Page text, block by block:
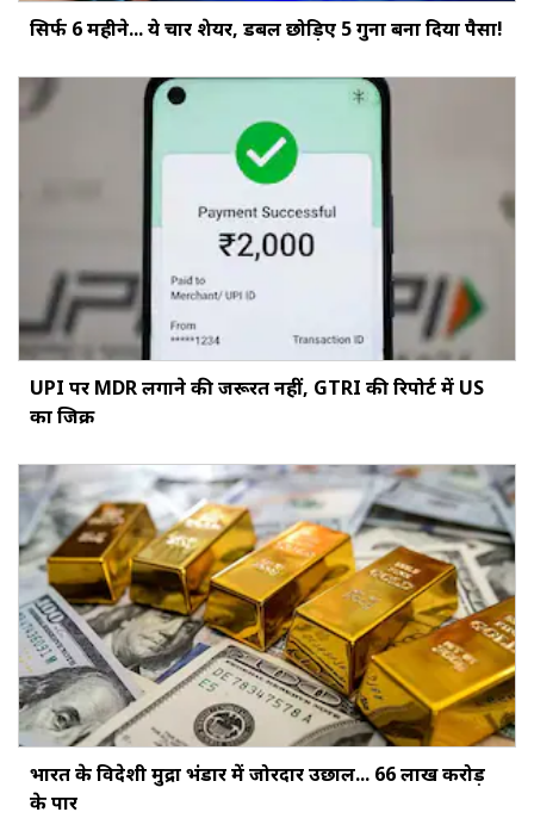
सिर्फ 6 महीने... ये चार शेयर, डबल छोड़‍िए 5 गुना बना दिया पैसा!
UPI पर MDR लगाने की जरूरत नहीं, GTRI की रिपोर्ट में US
का जिक्र
भारत के विदेशी मुद्रा भंडार में जोरदार उछाल... ₹66 लाख करोड़
के पार